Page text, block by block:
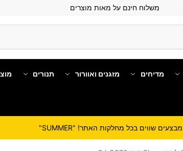
משלוח חינם על מאות מוצרים
מדיחים מזגנים ואוורור תנורים
מבצעים שווים בכל מחלקות האתר! "SUMMER"